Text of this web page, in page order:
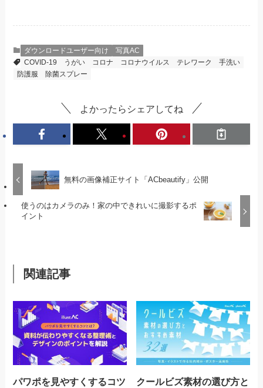
ダウンロードユーザー向け
写真AC
COVID-19
うがい コロナ コロナウイルス テレワーク
手洗い
防護服
除菌スプレー
よかったらシェアしてね
無料の画像補正サイト「ACbeautify」公開
使うのはカメラのみ！家の中できれいに撮影するポ
イント
関連記事
パワポを見やすくするコツ
クールビズ素材の選び方と